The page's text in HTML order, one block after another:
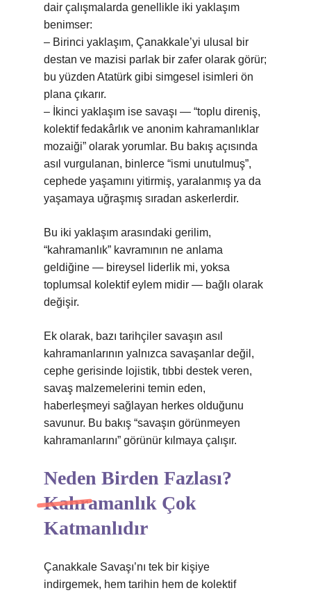
dair çalışmalarda genellikle iki yaklaşım
benimser:
– Birinci yaklaşım, Çanakkale’yi ulusal bir
destan ve mazisi parlak bir zafer olarak görür;
bu yüzden Atatürk gibi simgesel isimleri ön
plana çıkarır.
– İkinci yaklaşım ise savaşı — “toplu direniş,
kolektif fedakârlık ve anonim kahramanlıklar
mozaiği” olarak yorumlar. Bu bakış açısında
asıl vurgulanan, binlerce “ismi unutulmuş”,
cephede yaşamını yitirmiş, yaralanmış ya da
yaşamaya uğraşmış sıradan askerlerdir.
Bu iki yaklaşım arasındaki gerilim,
“kahramanlık” kavramının ne anlama
geldiğine — bireysel liderlik mi, yoksa
toplumsal kolektif eylem midir — bağlı olarak
değişir.
Ek olarak, bazı tarihçiler savaşın asıl
kahramanlarının yalnızca savaşanlar değil,
cephe gerisinde lojistik, tıbbi destek veren,
savaş malzemelerini temin eden,
haberleşmeyi sağlayan herkes olduğunu
savunur. Bu bakış “savaşın görünmeyen
kahramanlarını” görünür kılmaya çalışır.
Neden Birden Fazlası?
Kahramanlık Çok
Katmanlıdır
Çanakkale Savaşı’nı tek bir kişiye
indirgemek, hem tarihin hem de kolektif